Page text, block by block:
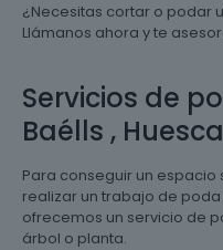
¿Necesitas cortar o podar
Llámanos ahora y te
Servicios de
Baélls , Huesca
Para conseguir un
realizar un trabajo de
ofrecemos un servicio de
árbol o planta.